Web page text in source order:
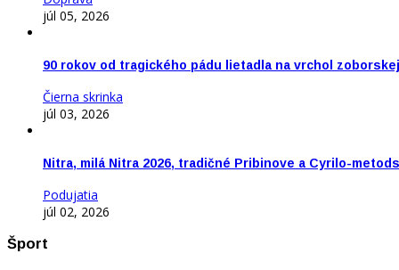
júl 05, 2026
90 rokov od tragického pádu lietadla na vrchol
Čierna skrinka
júl 03, 2026
Nitra, milá Nitra 2026, tradičné Pribinove a Cyrilo-
Podujatia
júl 02, 2026
Šport